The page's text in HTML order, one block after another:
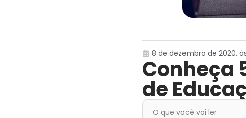
8 de dezembro de 2020, às
Conheça
de
O que você vai ler